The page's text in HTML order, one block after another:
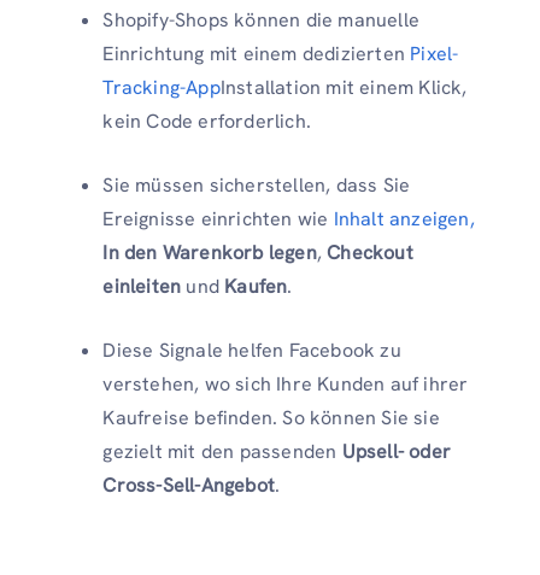
Shopify-Shops können die manuelle
Einrichtung mit einem dedizierten Pixel-
Tracking-AppInstallation mit einem Klick,
kein Code erforderlich.
Sie müssen sicherstellen, dass Sie
Ereignisse einrichten wie Inhalt anzeigen,
In den Warenkorb legen,Checkout
einleiten und Kaufen.
Diese Signale helfen Facebook zu
verstehen, wo sich Ihre Kunden auf ihrer
Kaufreise befinden. So können Sie sie
gezielt mit den passenden Upsell- oder
Cross-Sell-Angebot.